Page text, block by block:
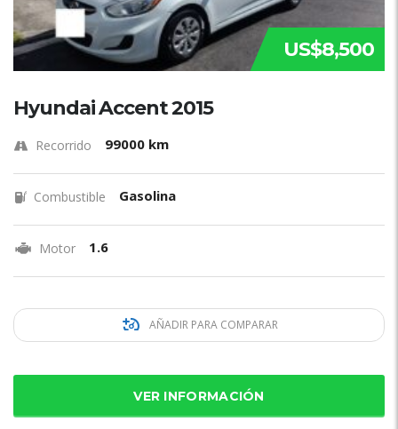
US$8,500
Hyundai Accent 2015
Recorrido 99000 km
Combustible Gasolina
Motor 1.6
AÑADIR PARA COMPARAR
VER INFORMACIÓN